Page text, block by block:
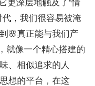
更深层地触及了“情
，我们很容易被淹
🌸真正能与我们产
就像一个精心搭建的
、相似追求的人
想的平台，在这